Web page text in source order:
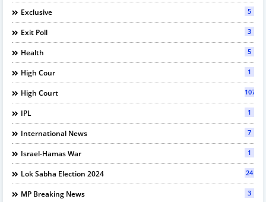
Exclusive 5
Exit Poll 3
Health 5
High Cour 1
High Court 107
IPL 1
International News 7
Israel-Hamas War 1
Lok Sabha Election 2024 24
MP Breaking News 3